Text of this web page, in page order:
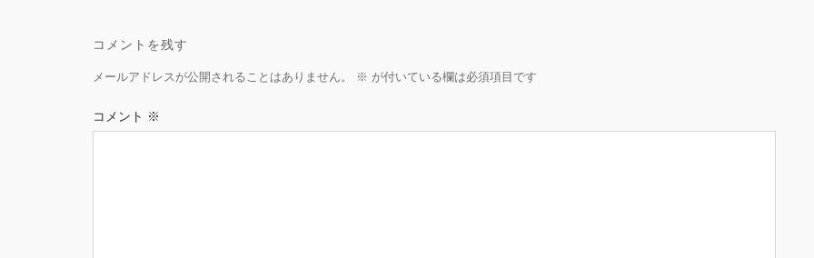
コメントを残す
メールアドレスが公開されることはありません。 ※ が付いている欄は必須項目です
コメント ※